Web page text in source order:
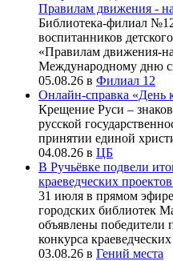
Правилам движения -
Библиотека-филиал
воспитанников
«Правилам движения-
Международному дню
05.08.26 в Филиал 12
Онлайн-справка «День
Крещение Руси –
русской
принятии единой
04.08.26 в ЦБ
В Ручьёвке подвели
краеведческих
31 июля в прямом
городских библиотек
объявлены победители
конкурса
03.08.26 в Гений места